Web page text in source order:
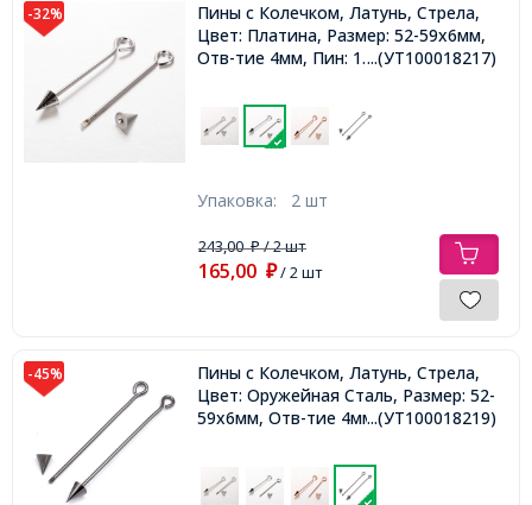
-32%
Пины с Колечком, Латунь, Стрела,
Цвет: Платина, Размер: 52-59х6мм,
Отв-тие 4мм, Пин: 1.4мм,...(УТ100018217)
Упаковка: 2 шт
243,00₽/ 2 шт
165,00 ₽/ 2 шт
-45%
Пины с Колечком, Латунь, Стрела,
Цвет: Оружейная Сталь, Размер: 52-
59х6мм, Отв-тие 4мм, Пин: 1.4мм,
...(УТ100018219)